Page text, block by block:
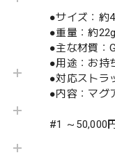
●サイズ：約
●重量：約
●主な材質：
●用途：お持
●対応ストラ
●内容：マグ
#1 ～50,000円